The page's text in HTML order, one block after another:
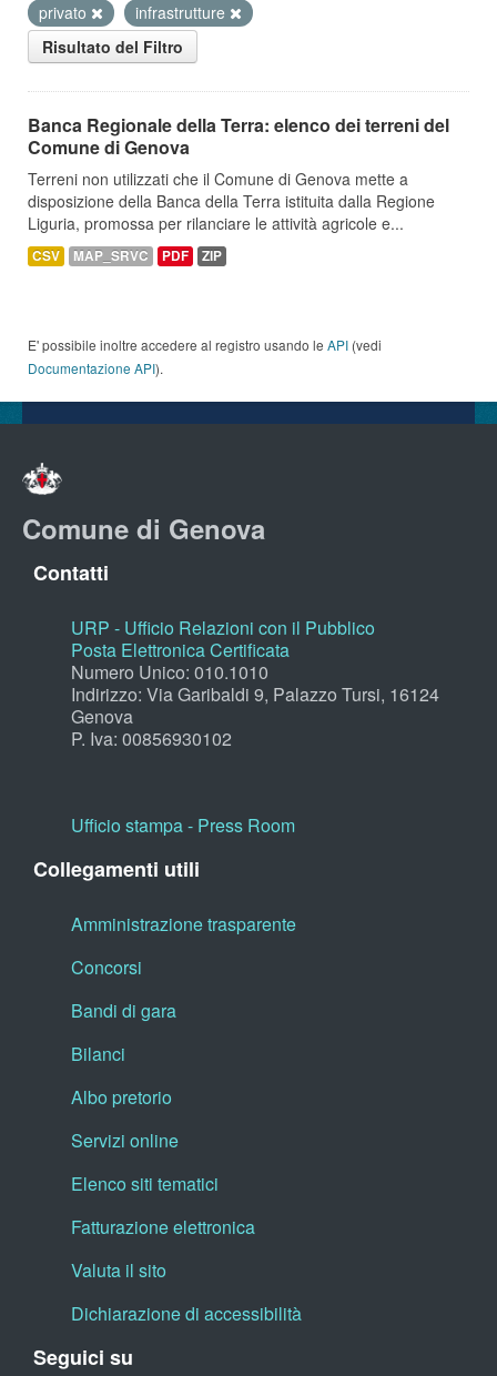
privato
infrastrutture
Risultato del Filtro
Banca Regionale della Terra: elenco dei terreni del
Comune di Genova
Terreni non utilizzati che il Comune di Genova mette a
disposizione della Banca della Terra istituita dalla Regione
Liguria, promossa per rilanciare le attività agricole e...
CSV MAP_SRVC PDF ZIP
E' possibile inoltre accedere al registro usando le API (vedi
Documentazione API).
Comune di Genova
Contatti
URP - Ufficio Relazioni con il Pubblico
Posta Elettronica Certificata
Numero Unico: 010.1010
Indirizzo: Via Garibaldi 9, Palazzo Tursi, 16124
Genova
P. Iva: 00856930102
Ufficio stampa - Press Room
Collegamenti utili
Amministrazione trasparente
Concorsi
Bandi di gara
Bilanci
Albo pretorio
Servizi online
Elenco siti tematici
Fatturazione elettronica
Valuta il sito
Dichiarazione di accessibilità
Seguici su